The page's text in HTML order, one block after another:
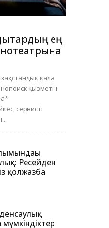
ең
қала
қызметін
сервисті
Ресейден
қолжазба